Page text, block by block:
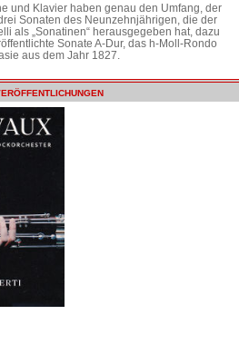
und Klavier haben genau den Umfang, der
Sonaten des Neunzehnjährigen, die der
als „Sonatinen“ herausgegeben hat, dazu
Sonate A-Dur, das h-Moll-Rondo
aus dem Jahr 1827.